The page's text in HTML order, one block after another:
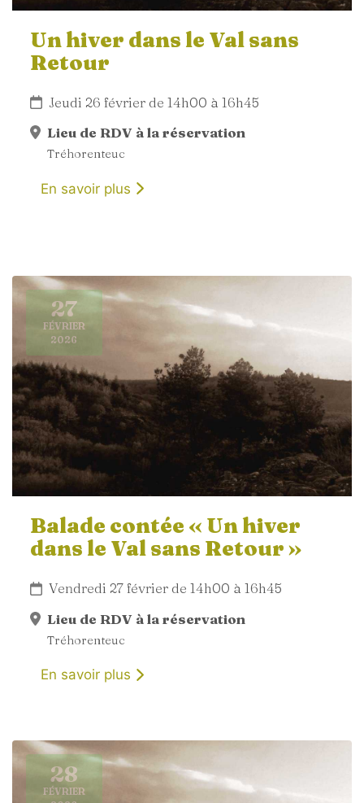
Un hiver dans le Val sans
Retour
Jeudi 26 février de 14h00 à 16h45
Lieu de RDV à la réservation
Tréhorenteuc
En savoir plus
27
FÉVRIER
2026
Balade contée « Un hiver
dans le Val sans Retour »
Vendredi 27 février de 14h00 à 16h45
Lieu de RDV à la réservation
Tréhorenteuc
En savoir plus
28
FÉVRIER